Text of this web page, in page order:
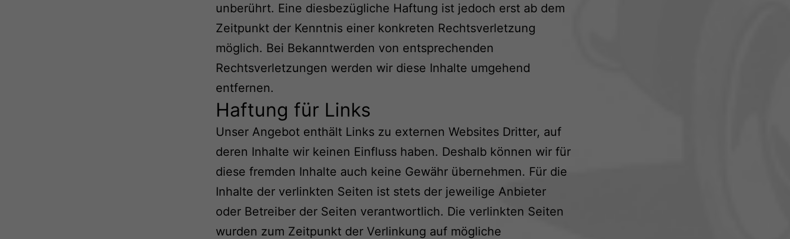
unberührt. Eine diesbezügliche Haftung ist jedoch erst ab dem
Zeitpunkt der Kenntnis einer konkreten Rechtsverletzung
möglich. Bei Bekanntwerden von entsprechenden
Rechtsverletzungen werden wir diese Inhalte umgehend
entfernen.
Haftung für Links
Unser Angebot enthält Links zu externen Websites Dritter, auf
deren Inhalte wir keinen Einfluss haben. Deshalb können wir für
diese fremden Inhalte auch keine Gewähr übernehmen. Für die
Inhalte der verlinkten Seiten ist stets der jeweilige Anbieter
oder Betreiber der Seiten verantwortlich. Die verlinkten Seiten
wurden zum Zeitpunkt der Verlinkung auf mögliche